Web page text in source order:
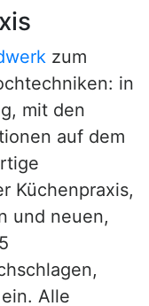
zum
in
mit den
auf dem
Küchenpraxis,
und neuen,
Alle